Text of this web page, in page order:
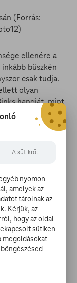
ellenére a
büszkén
csak tudja.
olyan
hangját, mint
Wars: A
epizód miatt
Best feltűnt
azAlias
ellenségek: Los
de karrierje
nem
mindenki
A sütikről
nyomon
amelyek az
tárolnak az
Kérjük, az
hogy az oldal
sütiken
megoldásokat